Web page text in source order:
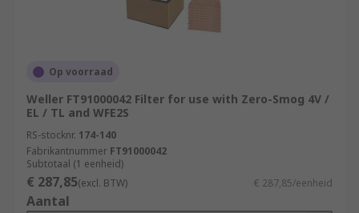
Op voorraad
Weller FT91000042 Filter for use with Zero-Smog 4V /
EL / TL and WFE2S
RS-stocknr. 174-140
Fabrikantnummer FT91000042
Subtotaal (1 eenheid)
€ 287,85(excl. BTW) € 287,85/eenheid
Aantal